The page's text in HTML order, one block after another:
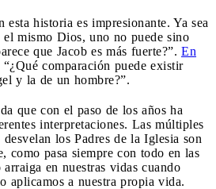
esta historia es impresionante. Ya sea
mismo Dios, uno no puede sino
que Jacob es más fuerte?”. En
comparación puede existir
y la de un hombre?”.
que con el paso de los años ha
interpretaciones. Las múltiples
los Padres de la Iglesia son
como pasa siempre con todo en las
en nuestras vidas cuando
aplicamos a nuestra propia vida.